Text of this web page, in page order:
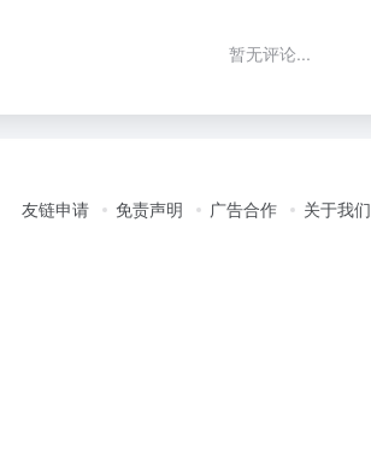
暂无评论...
友链申请 免责声明 广告合作 关于我们